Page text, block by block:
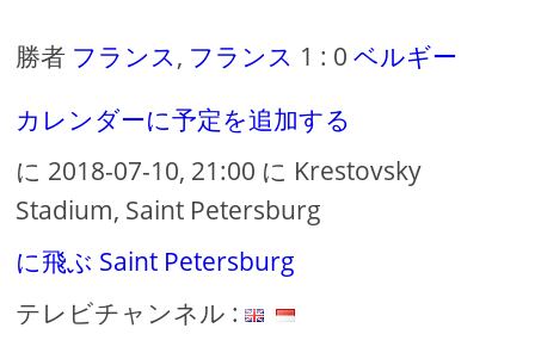
勝者 フランス, フランス 1 : 0ベルギー
カレンダーに予定を追加する
に 2018-07-10, 21:00 に Krestovsky
Stadium, Saint Petersburg
に飛ぶ Saint Petersburg
テレビチャンネル :